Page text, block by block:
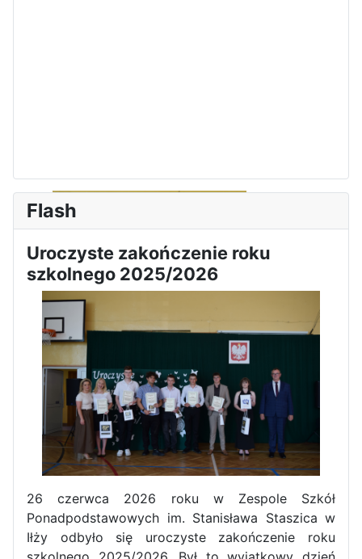
Zakończenie roku maturzystów
Flash
Uroczyste zakończenie roku
szkolnego 2025/2026
26 czerwca 2026 roku w Zespole Szkół
Ponadpodstawowych im. Stanisława Staszica w
Iłży odbyło się uroczyste zakończenie roku